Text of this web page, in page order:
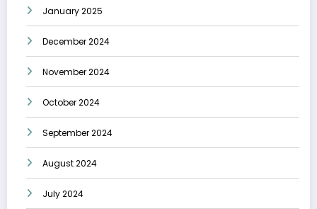
January 2025
December 2024
November 2024
October 2024
September 2024
August 2024
July 2024